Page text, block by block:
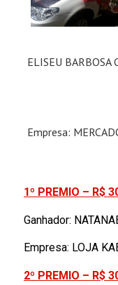
ELISEU BARBOSA
Empresa:
1º PREMIO – R$
Ganhador:
Empresa: LOJA
2º PREMIO – R$